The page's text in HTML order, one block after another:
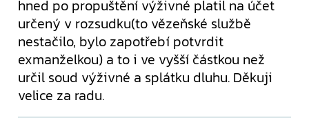
hned po propuštění výživné platil na účet
určený v rozsudku(to vězeňské službě
nestačilo, bylo zapotřebí potvrdit
exmanželkou) a to i ve vyšší částkou než
určil soud výživné a splátku dluhu. Děkuji
velice za radu.